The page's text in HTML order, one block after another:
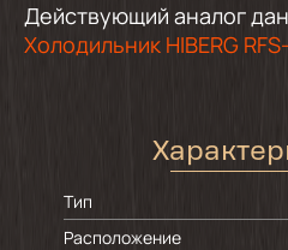
Действующий аналог
Холодильник HIBERG
Тип
Расположение